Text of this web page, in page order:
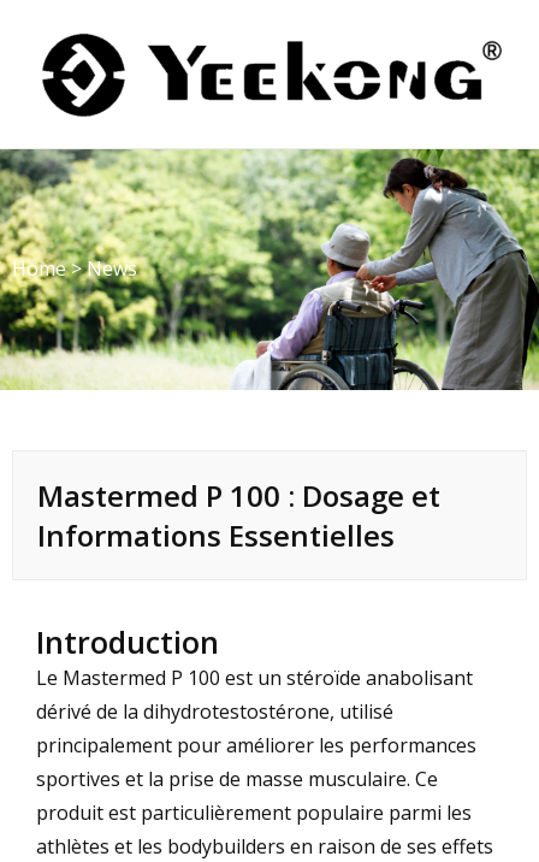
content
Home>News
Mastermed P 100 : Dosage et
Informations Essentielles
Introduction
Le Mastermed P 100 est un stéroïde anabolisant
dérivé de la dihydrotestostérone, utilisé
principalement pour améliorer les performances
sportives et la prise de masse musculaire. Ce
produit est particulièrement populaire parmi les
athlètes et les bodybuilders en raison de ses effets